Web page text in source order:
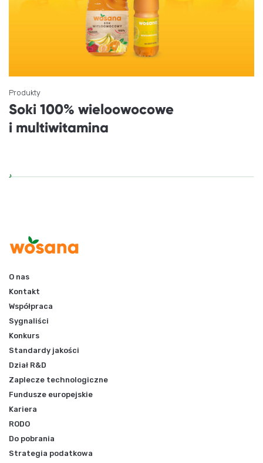
Produkty
Soki 100% wieloowocowe
i multiwitamina
O nas
Kontakt
Współpraca
Sygnaliści
Konkurs
Standardy jakości
Dział R&D
Zaplecze technologiczne
Fundusze europejskie
Kariera
RODO
Do pobrania
Strategia podatkowa